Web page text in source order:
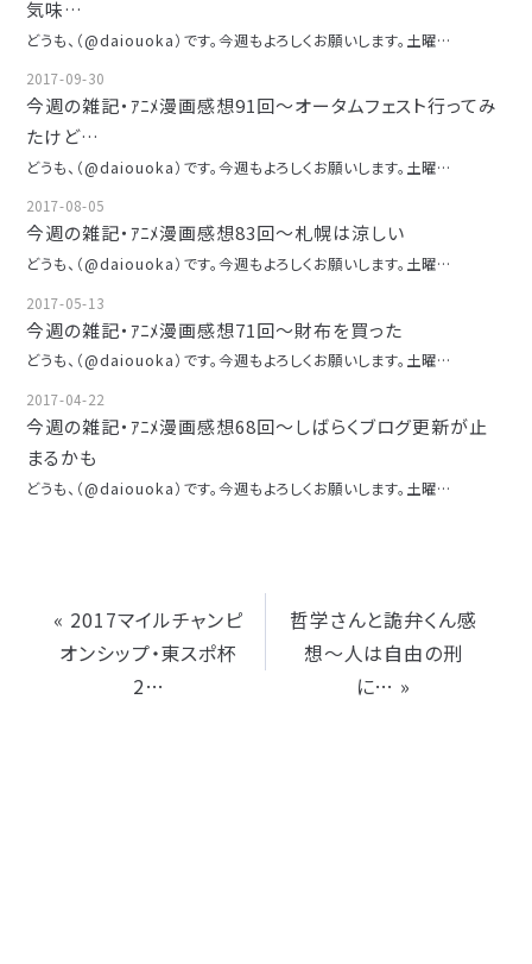
気味…
どうも、（@daiouoka）です。今週もよろしくお願いします。土曜…
2017-09-30
今週の雑記・ｱﾆﾒ漫画感想91回～オータムフェスト行ってみ
たけど…
どうも、（@daiouoka）です。今週もよろしくお願いします。土曜…
2017-08-05
今週の雑記・ｱﾆﾒ漫画感想83回～札幌は涼しい
どうも、（@daiouoka）です。今週もよろしくお願いします。土曜…
2017-05-13
今週の雑記・ｱﾆﾒ漫画感想71回～財布を買った
どうも、（@daiouoka）です。今週もよろしくお願いします。土曜…
2017-04-22
今週の雑記・ｱﾆﾒ漫画感想68回～しばらくブログ更新が止
まるかも
どうも、（@daiouoka）です。今週もよろしくお願いします。土曜…
« 2017マイルチャンピ
オンシップ・東スポ杯
2…
哲学さんと詭弁くん感
想～人は自由の刑
に… »